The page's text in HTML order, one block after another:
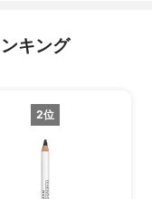
キング
2位